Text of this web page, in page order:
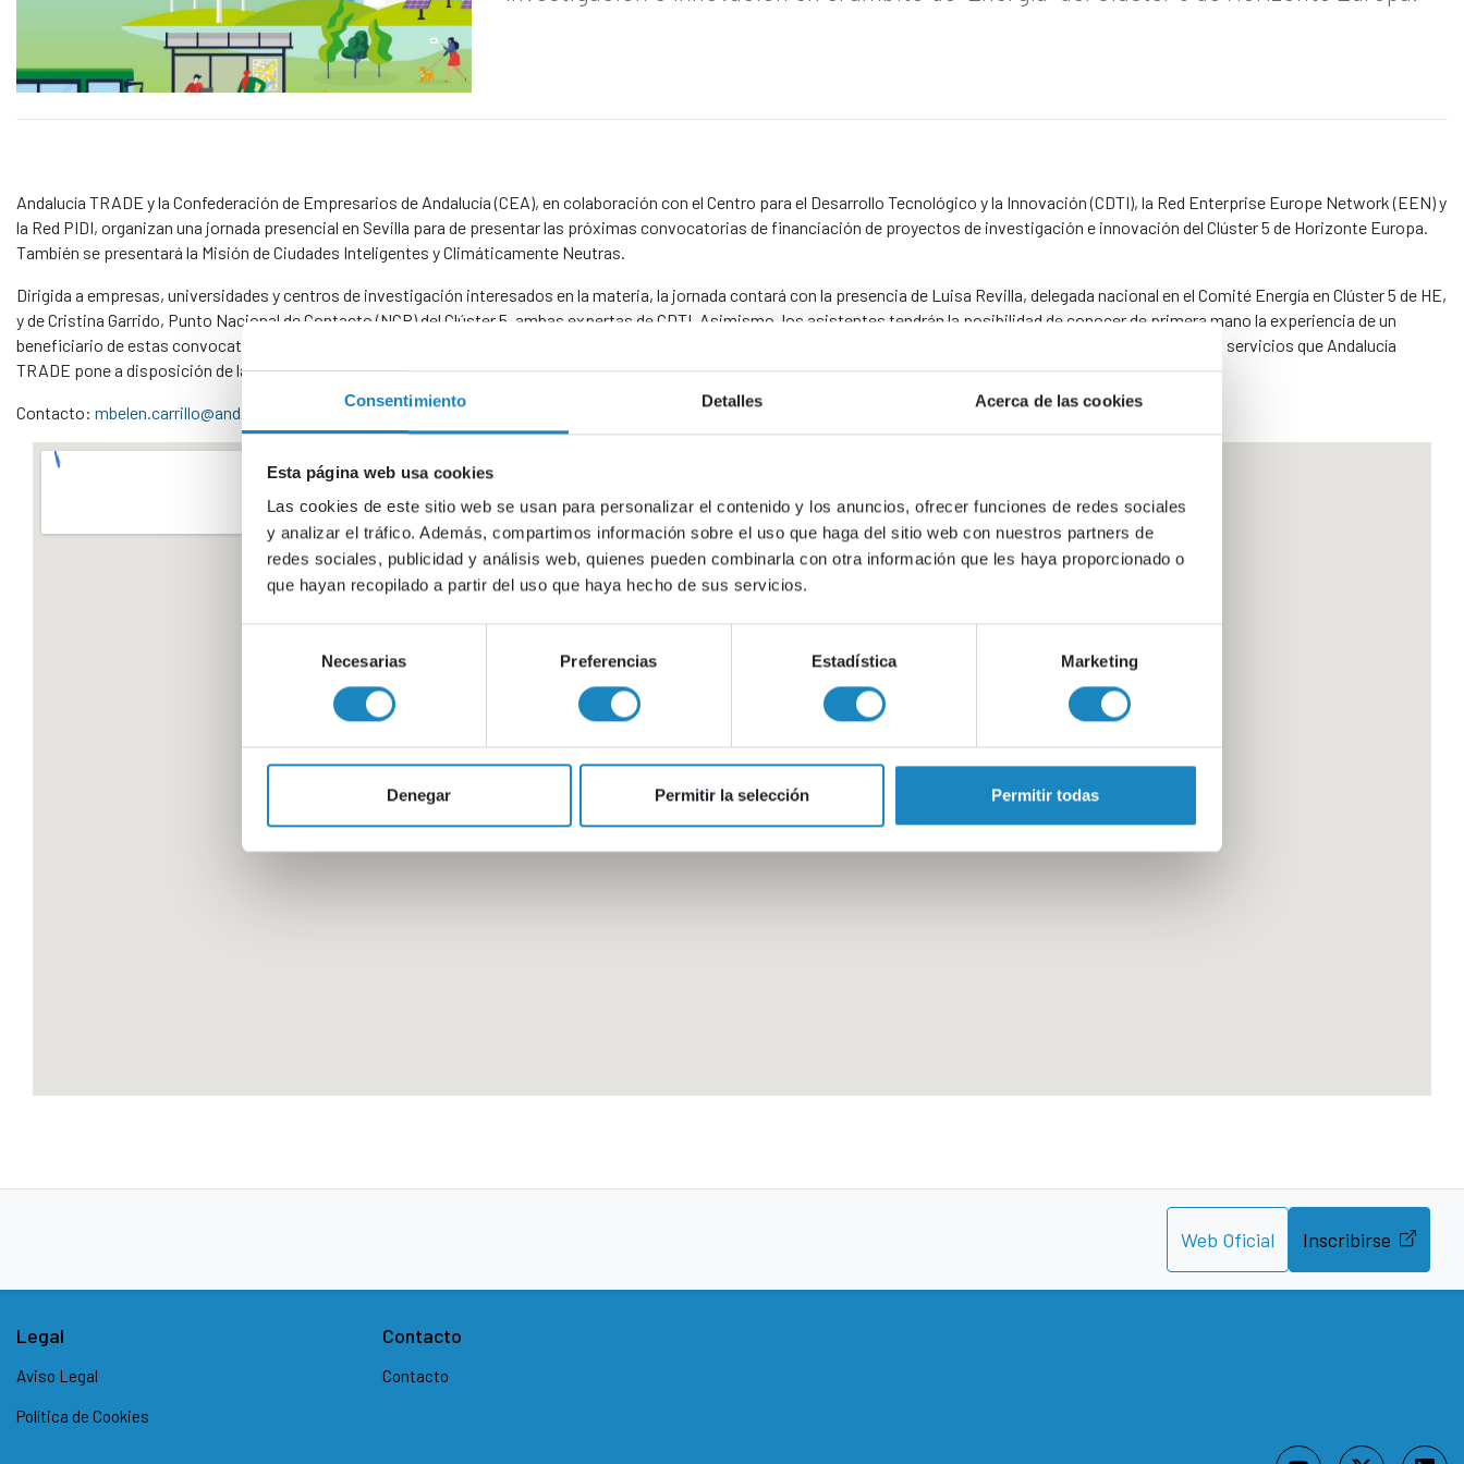
Consentimiento Detalles Acerca de las cookies
Esta página web usa cookies
Las cookies de este sitio web se usan para personalizar el contenido y los anuncios, ofrecer funciones de redes sociales
y analizar el tráfico. Además, compartimos información sobre el uso que haga del sitio web con nuestros partners de
redes sociales, publicidad y análisis web, quienes pueden combinarla con otra información que les haya proporcionado o
que hayan recopilado a partir del uso que haya hecho de sus servicios.
consentimiento
Necesarias Preferencias Estadística Marketing
Denegar Permitir la selección Permitir todas
Web Oficial Inscribirse
Andalucía TRADE y la Confederación de Empresarios de Andalucía (CEA), en colaboración con el Centro para el Desarrollo Tecnológico y la Innovación (CDTI), la Red Enterprise Europe Network (EEN) y
la Red PIDI, organizan una jornada presencial en Sevilla para de presentar las próximas convocatorias de financiación de proyectos de investigación e innovación del Clúster 5 de Horizonte Europa.
También se presentará la Misión de Ciudades Inteligentes y Climáticamente Neutras.
Dirigida a empresas, universidades y centros de investigación interesados en la materia, la jornada contará con la presencia de Luisa Revilla, delegada nacional en el Comité Energía en Clúster 5 de HE,
y de Cristina Garrido, Punto Nacional de Contacto (NCP) del Clúster 5, ambas expertas de CDTI. Asimismo, los asistentes tendrán la posibilidad de conocer de primera mano la experiencia de un
beneficiario de estas convocatorias como es la empresa IDENER.AI, representada por Lidia Parrilla, responsable de equipos de esta empresa, así como de conocer los servicios que Andalucía
TRADE pone a disposición de las empresas a través de la Red EEN, de la mano de Lucía Díaz y Amalia Bernier.
Contacto: mbelen.carrillo@andaluciatrade.es
Legal
Aviso Legal
Política de Cookies
Contacto
Contacto